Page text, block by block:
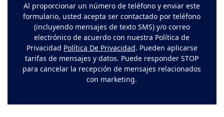
Al proporcionar un número de teléfono y enviar este
formulario, usted acepta ser contactado por teléfono
(incluyendo mensajes de texto SMS) y/o correo
electrónico de acuerdo con nuestra Política de
Privacidad Política De Privacidad. Pueden aplicarse
tarifas de mensajes y datos. Puede responder STOP
para cancelar la recepción de mensajes relacionados
con marketing.